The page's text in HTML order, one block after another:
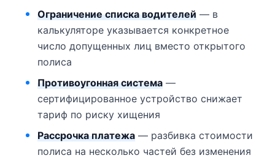
Ограничение списка водителей— в
калькуляторе указывается конкретное
число допущенных лиц вместо открытого
полиса
Противоугонная система—
сертифицированное устройство снижает
тариф по риску хищения
Рассрочка платежа— разбивка стоимости
полиса на несколько частей без изменения